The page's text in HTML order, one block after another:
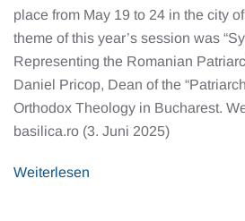
place from May 19 to 24 in the city
theme of this year’s session was
Representing the Romanian
Daniel Pricop, Dean of the
Orthodox Theology in Bucharest.
basilica.ro (3. Juni 2025)
Weiterlesen